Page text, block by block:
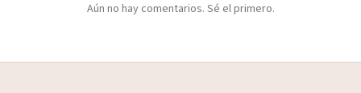
Aún no hay comentarios. Sé el primero.